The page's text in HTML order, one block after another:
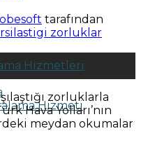
Hizmetleri
Hizmeti
tarafından
zorluklarla
Hava Yolları’nın
meydan okumalar